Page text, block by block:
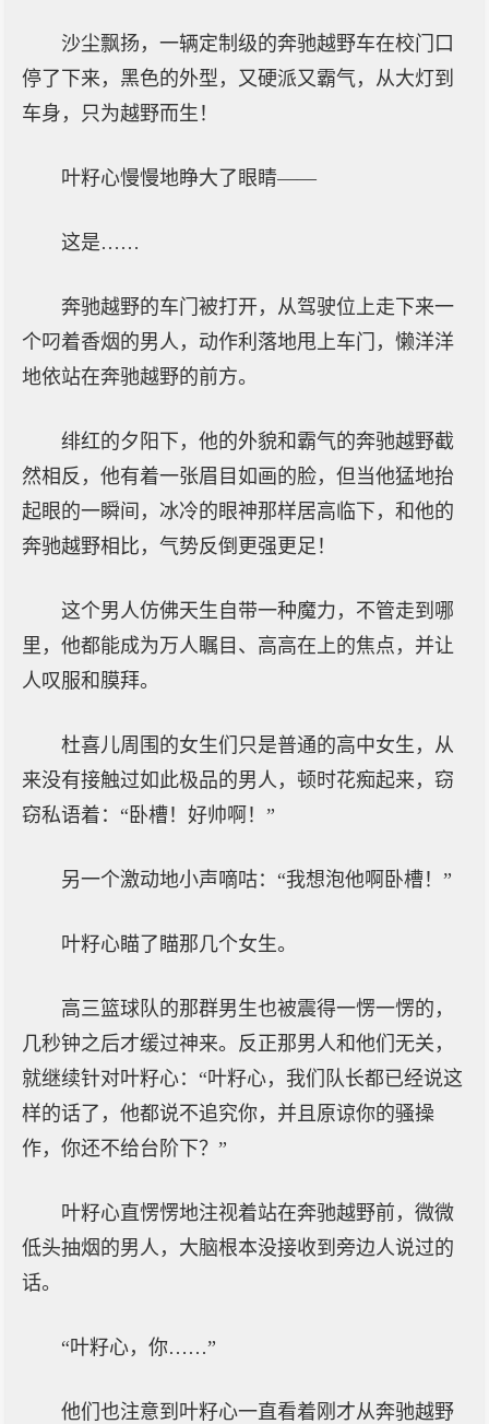
沙尘飘扬，一辆定制级的奔驰越野车在校门口
停了下来，黑色的外型，又硬派又霸气，从大灯到
车身，只为越野而生！
叶籽心慢慢地睁大了眼睛——
这是……
奔驰越野的车门被打开，从驾驶位上走下来一
个叼着香烟的男人，动作利落地甩上车门，懒洋洋
地依站在奔驰越野的前方。
绯红的夕阳下，他的外貌和霸气的奔驰越野截
然相反，他有着一张眉目如画的脸，但当他猛地抬
起眼的一瞬间，冰冷的眼神那样居高临下，和他的
奔驰越野相比，气势反倒更强更足！
这个男人仿佛天生自带一种魔力，不管走到哪
里，他都能成为万人瞩目、高高在上的焦点，并让
人叹服和膜拜。
杜喜儿周围的女生们只是普通的高中女生，从
来没有接触过如此极品的男人，顿时花痴起来，窃
窃私语着：“卧槽！好帅啊！”
另一个激动地小声嘀咕：“我想泡他啊卧槽！”
叶籽心瞄了瞄那几个女生。
高三篮球队的那群男生也被震得一愣一愣的，
几秒钟之后才缓过神来。反正那男人和他们无关，
就继续针对叶籽心：“叶籽心，我们队长都已经说这
样的话了，他都说不追究你，并且原谅你的骚操
作，你还不给台阶下？”
叶籽心直愣愣地注视着站在奔驰越野前，微微
低头抽烟的男人，大脑根本没接收到旁边人说过的
话。
“叶籽心，你……”
他们也注意到叶籽心一直看着刚才从奔驰越野